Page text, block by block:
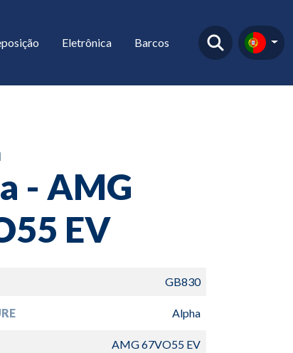
Eletrônica Barcos
- AMG
EV
GB830
Alpha
AMG 67VO55 EV